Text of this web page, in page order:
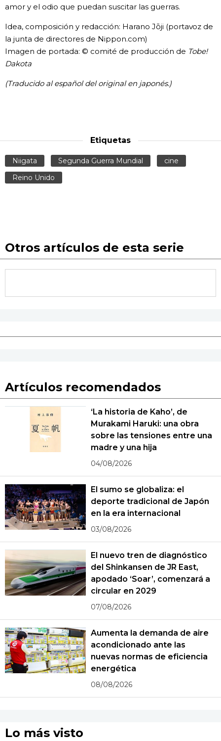
amor y el odio que puedan suscitar las guerras.
Idea, composición y redacción: Harano Jōji (portavoz de
la junta de directores de Nippon.com)
Imagen de portada: © comité de producción de Tobe!
Dakota
(Traducido al español del original en japonés.)
Etiquetas
Niigata Segunda Guerra Mundial
cine
Reino Unido
Otros artículos de esta serie
Artículos recomendados
‘La historia de Kaho’, de
Murakami Haruki: una obra
sobre las tensiones entre una
madre y una hija
04/08/2026
El sumo se globaliza: el
deporte tradicional de Japón
en la era internacional
03/08/2026
El nuevo tren de diagnóstico
del Shinkansen de JR East,
apodado ‘Soar’, comenzará a
circular en 2029
07/08/2026
Aumenta la demanda de aire
acondicionado ante las
nuevas normas de eficiencia
energética
08/08/2026
Lo más visto